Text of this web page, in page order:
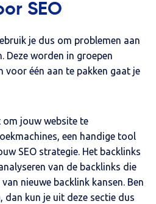
SEO
je dus om problemen aan
Deze worden in groepen
voor één aan te pakken gaat je
jouw website te
een handige tool
SEO strategie. Het backlinks
van de backlinks die
nieuwe backlink kansen. Ben
dan kun je uit deze sectie dus